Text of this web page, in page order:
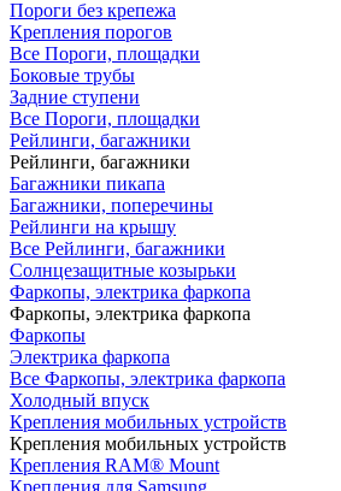
Пороги без крепежа
Крепления порогов
Все Пороги, площадки
Боковые трубы
Задние ступени
Все Пороги, площадки
Рейлинги, багажники
Рейлинги, багажники
Багажники пикапа
Багажники, поперечины
Рейлинги на крышу
Все Рейлинги, багажники
Солнцезащитные козырьки
Фаркопы, электрика фаркопа
Фаркопы, электрика фаркопа
Фаркопы
Электрика фаркопа
Все Фаркопы, электрика фаркопа
Холодный впуск
Крепления мобильных устройств
Крепления мобильных устройств
Крепления RAM® Mount
Крепления для Samsung